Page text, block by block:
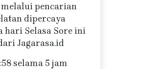
melalui pencarian
dipercaya
hari Selasa Sore ini
Jagarasa.id
selama 5 jam